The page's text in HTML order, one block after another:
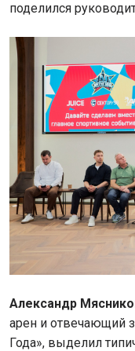
поделился
Александр
арен и отвечающий
Года», выделил